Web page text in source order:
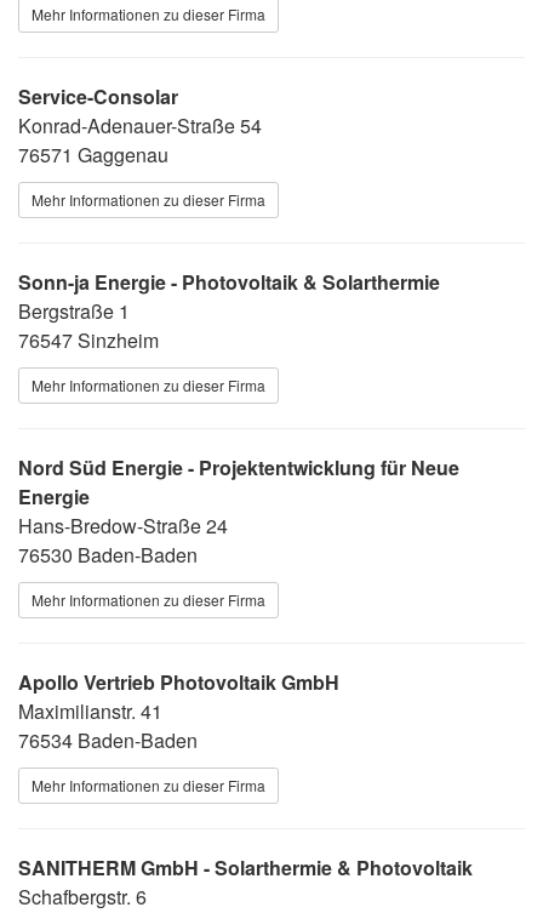
Mehr Informationen zu dieser Firma
Service-Consolar
Konrad-Adenauer-Straße 54
76571 Gaggenau
Mehr Informationen zu dieser Firma
Sonn-ja Energie - Photovoltaik & Solarthermie
Bergstraße 1
76547 Sinzheim
Mehr Informationen zu dieser Firma
Nord Süd Energie - Projektentwicklung für Neue
Energie
Hans-Bredow-Straße 24
76530 Baden-Baden
Mehr Informationen zu dieser Firma
Apollo Vertrieb Photovoltaik GmbH
Maximilianstr. 41
76534 Baden-Baden
Mehr Informationen zu dieser Firma
SANITHERM GmbH - Solarthermie & Photovoltaik
Schafbergstr. 6